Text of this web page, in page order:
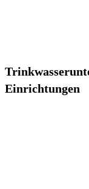
Einrichtungen